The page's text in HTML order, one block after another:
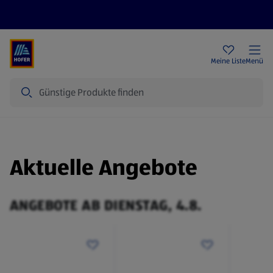
Meine ListeMenü
Aktuelle Angebote
ANGEBOTE AB DIENSTAG, 4.8.